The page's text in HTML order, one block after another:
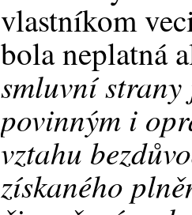
vlastníkom
bola neplatná
smluvní strany
povinným i
vztahu
získaného